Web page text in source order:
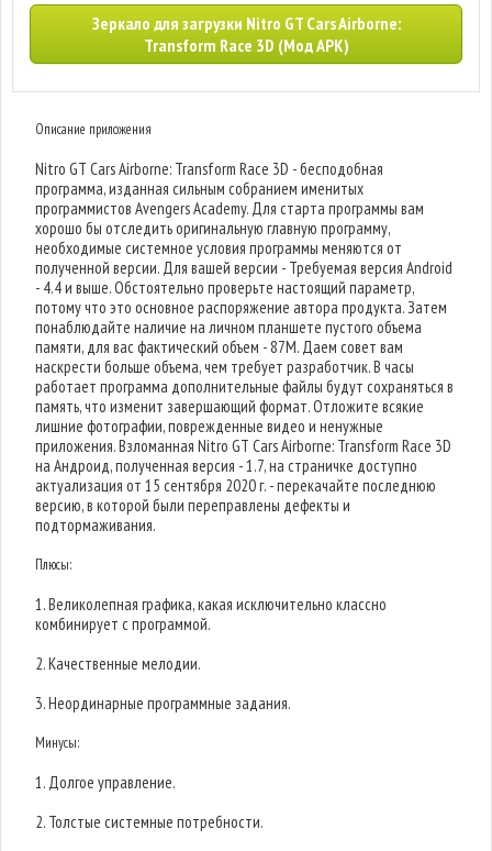
Зеркало для загрузки Nitro GT Cars Airborne:
Transform Race 3D (Мод APK)
Описание приложения
Nitro GT Cars Airborne: Transform Race 3D - бесподобная
программа, изданная сильным собранием именитых
программистов Avengers Academy. Для старта программы вам
хорошо бы отследить оригинальную главную программу,
необходимые системное условия программы меняются от
полученной версии. Для вашей версии - Требуемая версия Android
- 4.4 и выше. Обстоятельно проверьте настоящий параметр,
потому что это основное распоряжение автора продукта. Затем
понаблюдайте наличие на личном планшете пустого объема
памяти, для вас фактический объем - 87M. Даем совет вам
наскрести больше объема, чем требует разработчик. В часы
работает программа дополнительные файлы будут сохраняться в
память, что изменит завершающий формат. Отложите всякие
лишние фотографии, поврежденные видео и ненужные
приложения. Взломанная Nitro GT Cars Airborne: Transform Race 3D
на Андроид, полученная версия - 1.7, на страничке доступно
актуализация от 15 сентября 2020 г. - перекачайте последнюю
версию, в которой были переправлены дефекты и
подтормаживания.
Плюсы:
1. Великолепная графика, какая исключительно классно
комбинирует с программой.
2. Качественные мелодии.
3. Неординарные программные задания.
Минусы:
1. Долгое управление.
2. Толстые системные потребности.